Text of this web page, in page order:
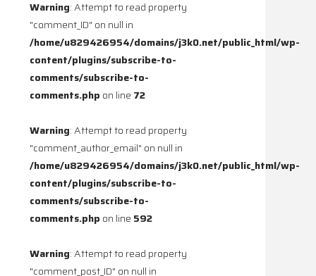
Warning: Attempt to read property
"comment_ID" on null in
/home/u829426954/domains/j3k0.net/public_html/wp-
content/plugins/subscribe-to-
comments/subscribe-to-
comments.php on line 72
Warning: Attempt to read property
"comment_author_email" on null in
/home/u829426954/domains/j3k0.net/public_html/wp-
content/plugins/subscribe-to-
comments/subscribe-to-
comments.php on line 592
Warning: Attempt to read property
"comment_post_ID" on null in